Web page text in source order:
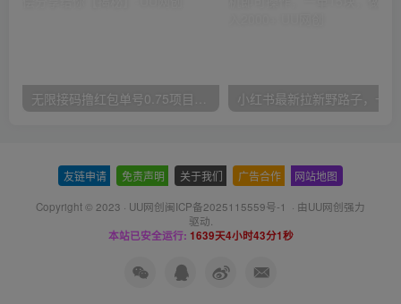
无限接码撸红包单号0.75项目无偿分享给你【揭秘】
友链申请 免责声明 关于我们 广告合作 网站地图
Copyright © 2023 · UU网创闽ICP备2025115559号-1 · 由UU网创强力
驱动.
本站已安全运行: 1639天4小时43分1秒